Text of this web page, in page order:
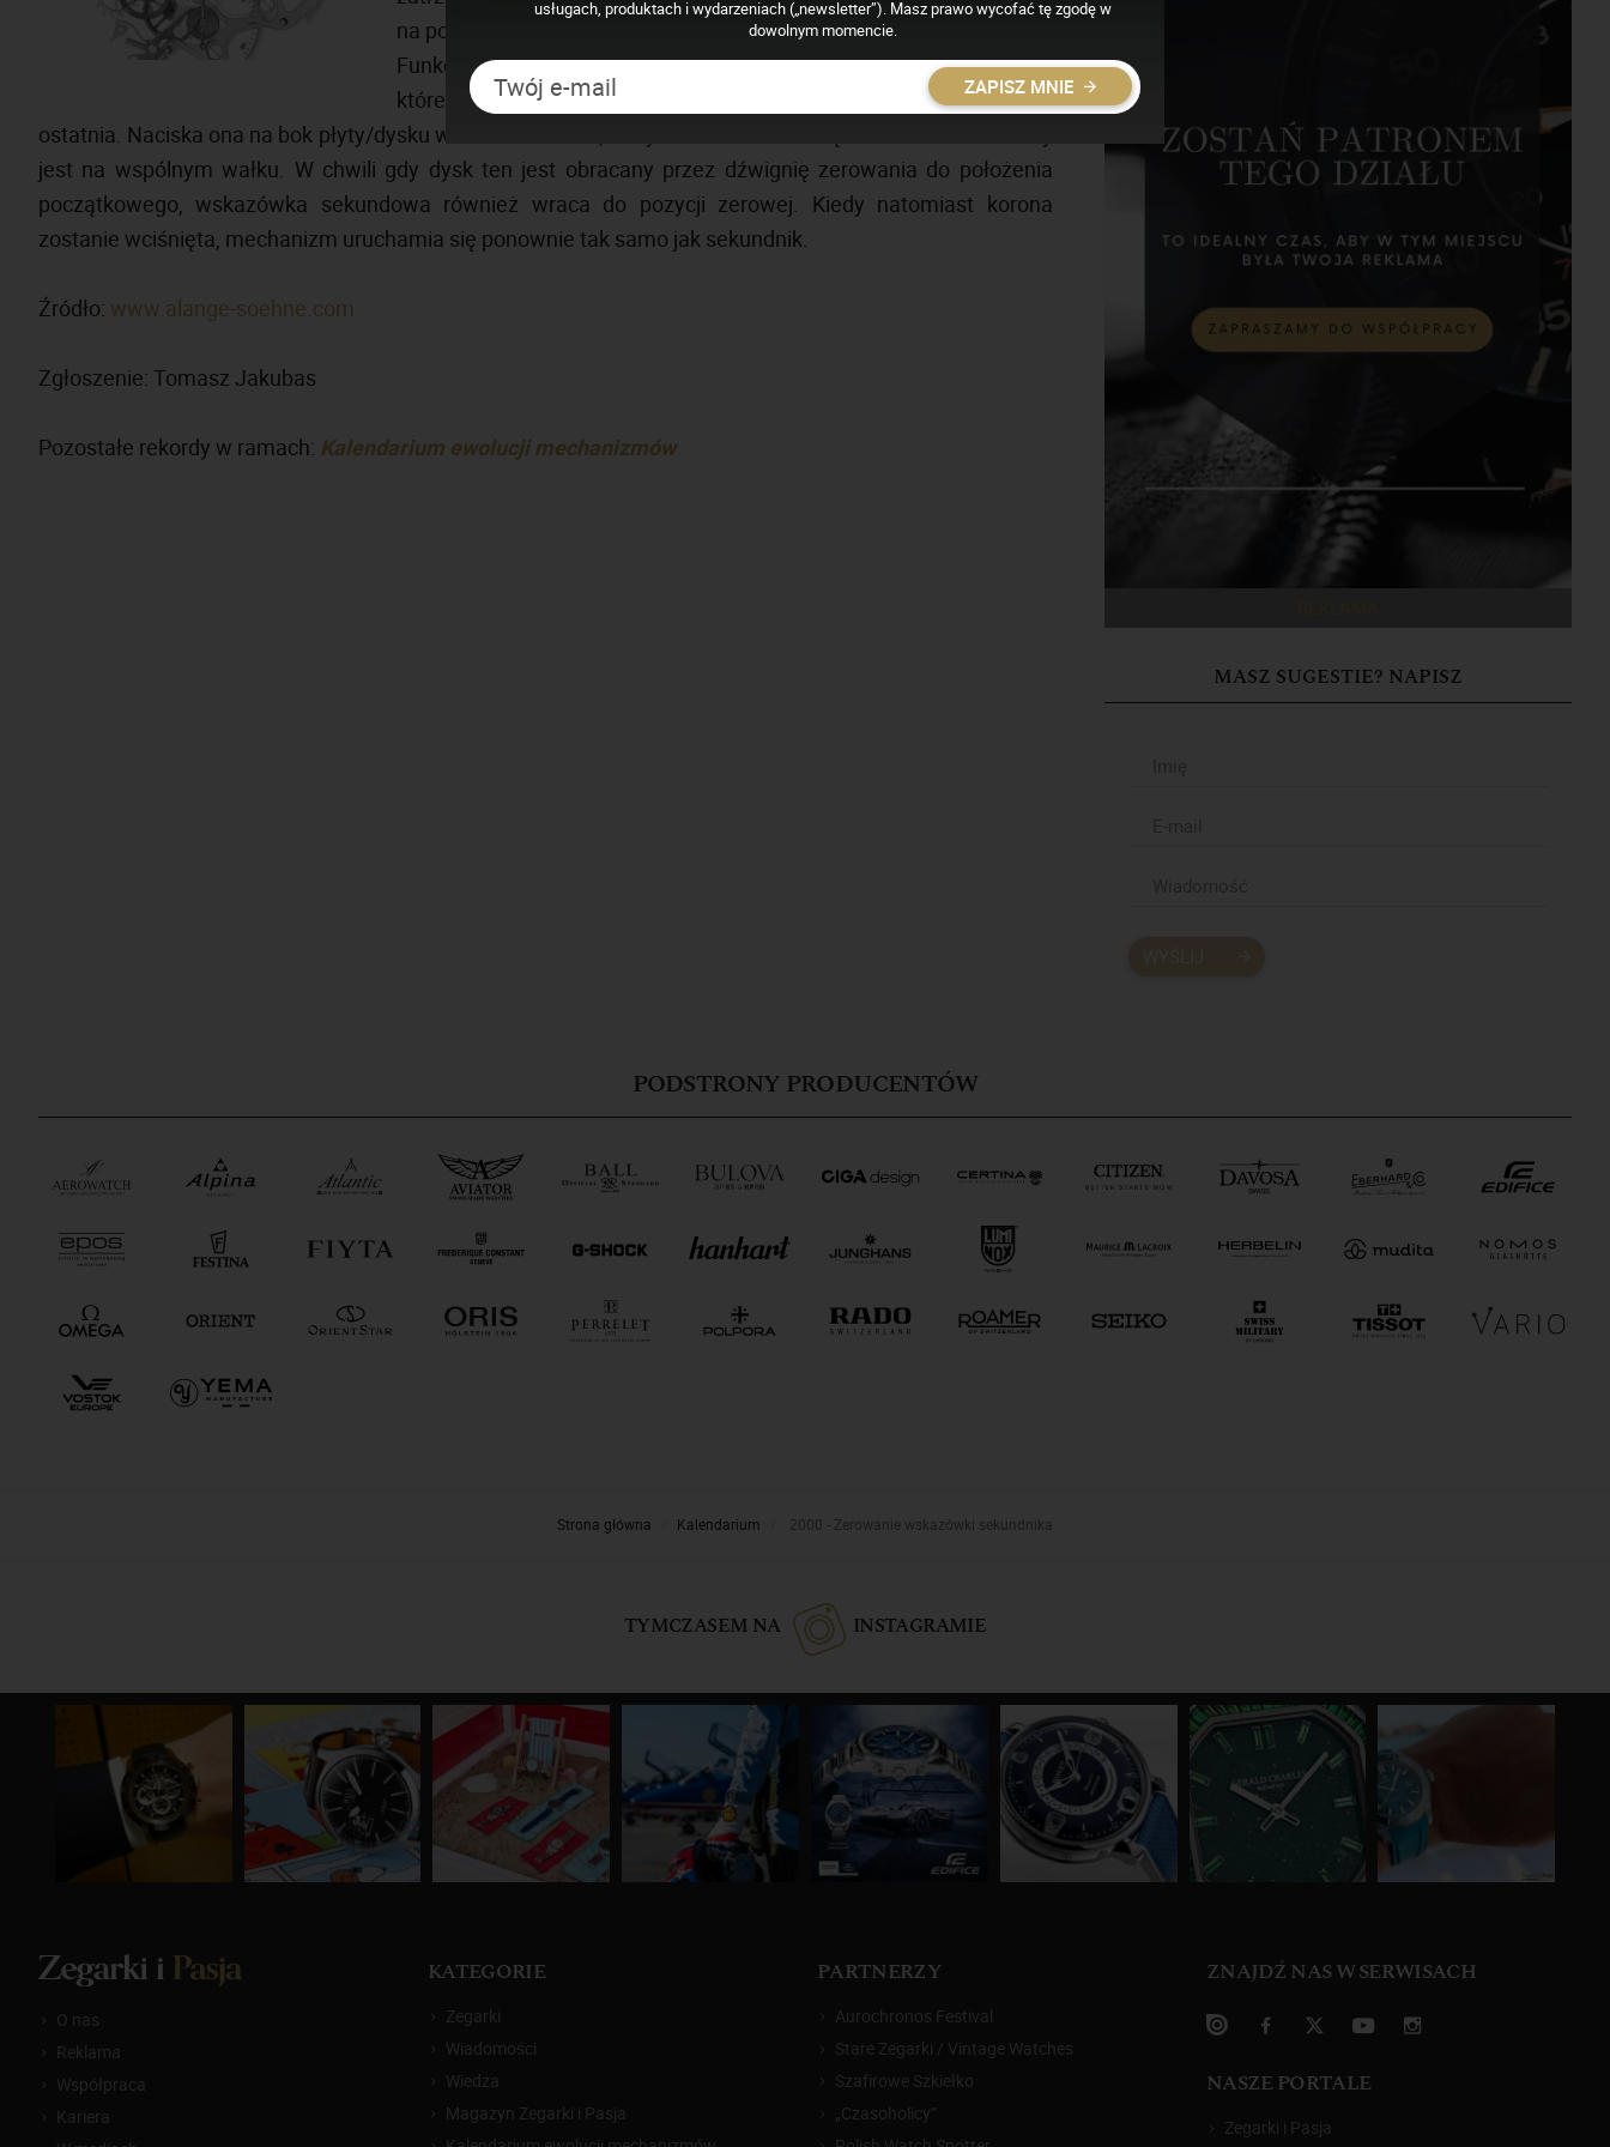
na pozycji zero tj. na godzinie „12”.
Funkcja obsługiwana jest przez skomplikowany system dźwigni,
którego kluczową jest dźwignia zerowania umiejscowiona jako
ostatnia. Naciska ona na bok płyty/dysku w kształcie serca, który wraz z wskazówką sekundnika osadzony
jest na wspólnym wałku. W chwili gdy dysk ten jest obracany przez dźwignię zerowania do położenia
początkowego, wskazówka sekundowa również wraca do pozycji zerowej. Kiedy natomiast korona
zostanie wciśnięta, mechanizm uruchamia się ponownie tak samo jak sekundnik.
Źródło: www.alange-soehne.com
Zgłoszenie: Tomasz Jakubas
Pozostałe rekordy w ramach: Kalendarium ewolucji mechanizmów
MASZ SUGESTIE? NAPISZ
PODSTRONY PRODUCENTÓW
Strona główna Kalendarium 2000 - Zerowanie wskazówki sekundnika
TYMCZASEM NA INSTAGRAMIE
O nas
Reklama
Współpraca
Kariera
KATEGORIE
Zegarki
Wiadomości
Wiedza
Magazyn Zegarki i Pasja
PARTNERZY
Aurochronos Festival
Stare Zegarki / Vintage Watches
Szafirowe Szkiełko
„Czasoholicy”
ZNAJDŹ NAS W SERWISACH
NASZE PORTALE
Zegarki i Pasja
usługach, produktach i wydarzeniach („newsletter”). Masz prawo wycofać tę zgodę w
dowolnym momencie.
ZAPISZ MNIE